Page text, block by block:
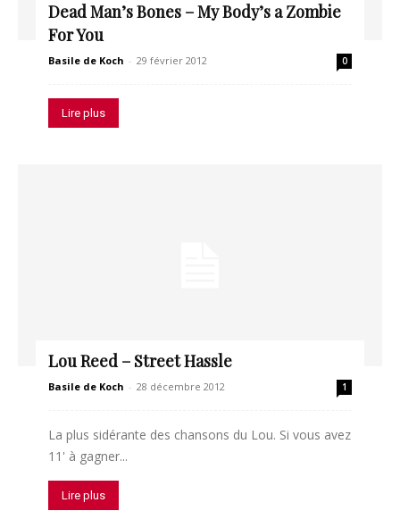
Dead Man’s Bones – My Body’s a Zombie
For You
Basile de Koch - 29 février 2012 0
Lire plus
Lou Reed – Street Hassle
Basile de Koch - 28 décembre 2012 1
La plus sidérante des chansons du Lou. Si vous avez
11' à gagner...
Lire plus